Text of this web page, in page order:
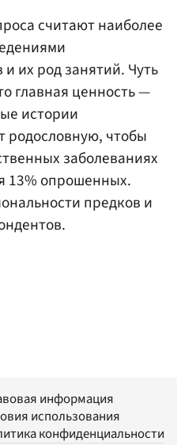
считают наиболее
их род занятий. Чуть
главная ценность —
истории
родословную, чтобы
заболеваниях
13% опрошенных.
предков и
информация
использования
конфиденциальности